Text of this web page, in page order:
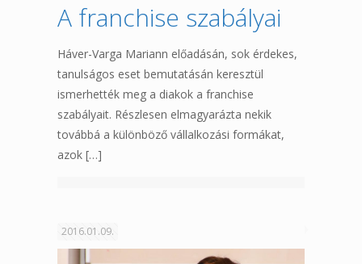
A franchise szabályai
Háver-Varga Mariann előadásán, sok érdekes,
tanulságos eset bemutatásán keresztül
ismerhették meg a diakok a franchise
szabályait. Részlesen elmagyarázta nekik
továbbá a különböző vállalkozási formákat,
azok […]
2016.01.09.